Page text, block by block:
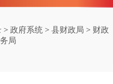
> 政府系统 > 县财政局 > 财政
局